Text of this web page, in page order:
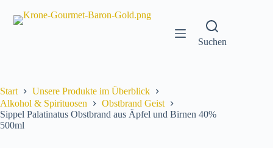
Inhalt
springen
Suchen
Start
Unsere Produkte im Überblick
Alkohol & Spirituosen
Obstbrand Geist
Sippel Palatinatus Obstbrand aus Äpfel und Birnen 40%
500ml